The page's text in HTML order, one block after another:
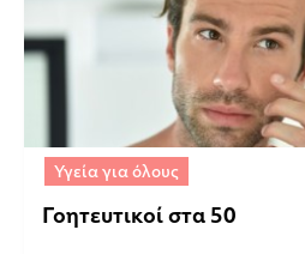
Υγεία για όλους
Γοητευτικοί στα 50